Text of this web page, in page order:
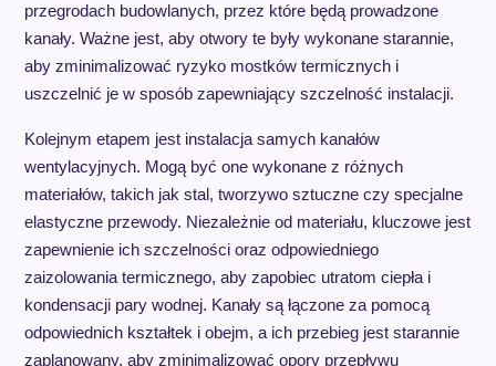
przegrodach budowlanych, przez które będą prowadzone
kanały. Ważne jest, aby otwory te były wykonane starannie,
aby zminimalizować ryzyko mostków termicznych i
uszczelnić je w sposób zapewniający szczelność instalacji.
Kolejnym etapem jest instalacja samych kanałów
wentylacyjnych. Mogą być one wykonane z różnych
materiałów, takich jak stal, tworzywo sztuczne czy specjalne
elastyczne przewody. Niezależnie od materiału, kluczowe jest
zapewnienie ich szczelności oraz odpowiedniego
zaizolowania termicznego, aby zapobiec utratom ciepła i
kondensacji pary wodnej. Kanały są łączone za pomocą
odpowiednich kształtek i obejm, a ich przebieg jest starannie
zaplanowany, aby zminimalizować opory przepływu